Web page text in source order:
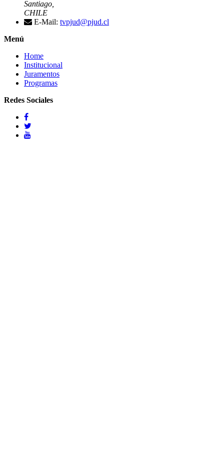
Santiago,
CHILE
E-Mail: tvpjud@pjud.cl
Menú
Home
Institucional
Juramentos
Programas
Redes Sociales